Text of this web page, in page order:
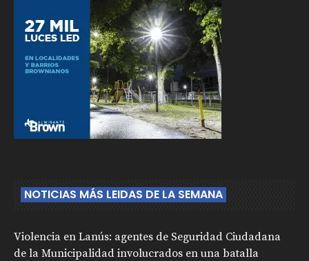
NOTICIAS MÁS LEIDAS DE LA SEMANA
Violencia en Lanús: agentes de Seguridad Ciudadana
de la Municipalidad involucrados en una batalla